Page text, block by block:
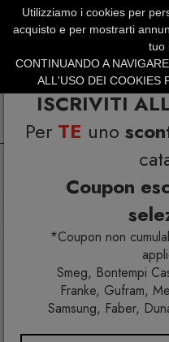
ISCRIVITI
Per TE uno
Coupon
*Coupon non
Smeg, Bontempi
Franke, Gufram,
Samsung, Faber,
SERVIZIO
SUMMER
Arredo interno
Utilizziamo i cookies per
acquisto e per mostrarti
tuo
CONTINUANDO A
ALL'USO DEI COOKIES